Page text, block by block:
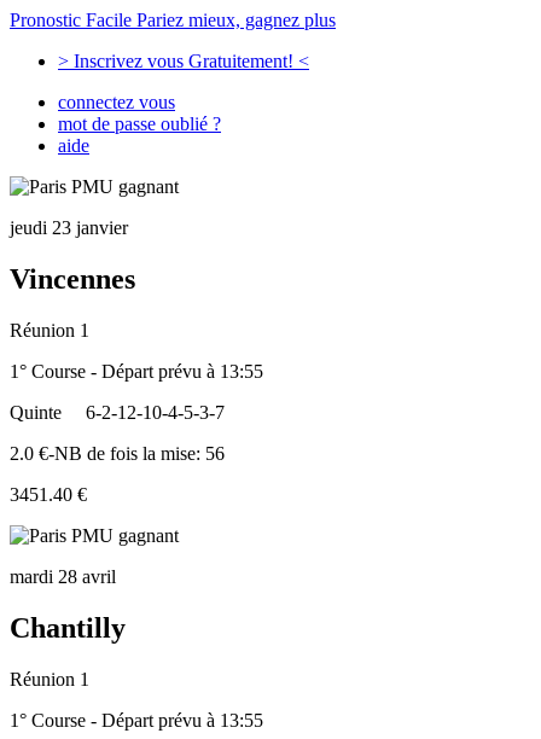
Pronostic Facile Pariez mieux, gagnez plus
> Inscrivez vous Gratuitement! <
connectez vous
mot de passe oublié ?
aide
jeudi 23 janvier
Vincennes
Réunion 1
1° Course - Départ prévu à 13:55
Quinte
6-2-12-10-4-5-3-7
2.0 €-NB de fois la mise: 56
3451.40 €
mardi 28 avril
Chantilly
Réunion 1
1° Course - Départ prévu à 13:55